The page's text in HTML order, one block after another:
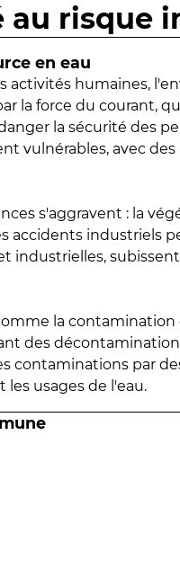
risque
en eau
activités humaines,
la force du courant,
la sécurité des
vulnérables, avec des
s'aggravent : la
accidents industriels
industrielles,
la contamination
des
contaminations par
les usages de l'eau.